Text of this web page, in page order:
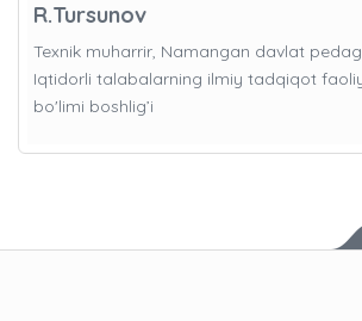
R.Tursunov
Texnik muharrir, Namangan davlat
Iqtidorli talabalarning ilmiy tadqiqot
bo'limi boshlig’i